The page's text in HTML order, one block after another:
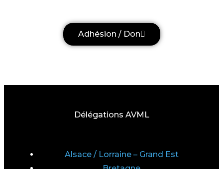
Adhésion / Don
Délégations AVML
Alsace / Lorraine – Grand Est